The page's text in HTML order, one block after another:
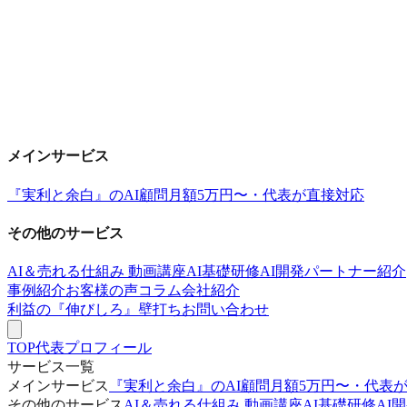
メインサービス
『実利と余白』のAI顧問 月額5万円〜・代表が直接対応
その他のサービス
AI＆売れる仕組み 動画講座AI基礎研修AI開発パートナー紹介
事例紹介お客様の声コラム会社紹介
利益の『伸びしろ』壁打ちお問い合わせ
TOP代表プロフィール
サービス一覧
メインサービス
『実利と余白』のAI顧問 月額5万円〜・代表